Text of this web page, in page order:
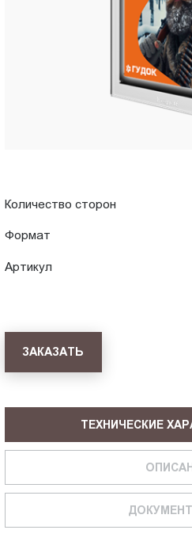
Екатеринбурге
Количество сторон
Формат
Артикул
ЗАКАЗАТЬ
ТЕХНИЧЕСКИЕ